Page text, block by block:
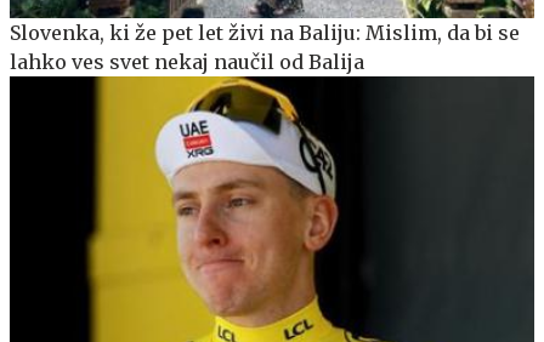
Slovenka, ki že pet let živi na Baliju: Mislim, da bi se
lahko ves svet nekaj naučil od Balija